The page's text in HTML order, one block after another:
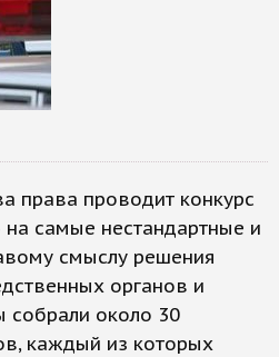
права проводит конкурс
самые нестандартные и
смыслу решения
органов и
собрали около 30
каждый из которых